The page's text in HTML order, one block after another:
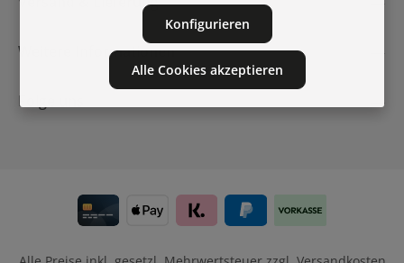
Weitere Informationen
Folge uns
Konfigurieren
Alle Cookies akzeptieren